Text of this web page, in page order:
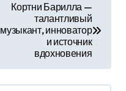
Кортни Барилла —
талантливый
музыкант, инноватор
и источник
вдохновения